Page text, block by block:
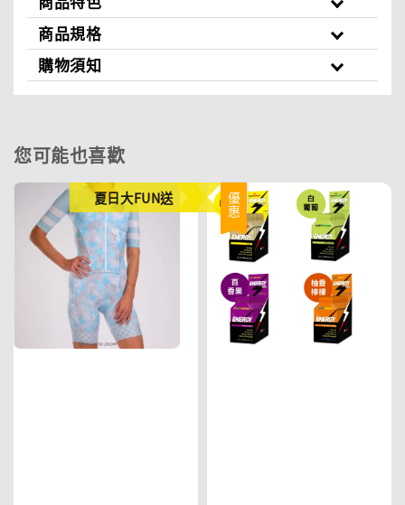
商品規格
購物須知
您可能也喜歡
夏日大FUN送 優惠